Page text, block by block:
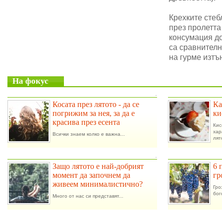
Крехките
през
консумация
са
на гурме
На фокус
Косата през лятото - да се
погрижим за нея, за да е
красива през есента
Всички знаем колко е важна...
Защо лятото е най-добрият
момент да започнем да
живеем минималистично?
Много от нас си представят...
6